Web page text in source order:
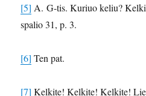
[5] A. G-tis. Kuriuo keliu?
spalio 31, p. 3.
[6] Ten pat.
[7] Kelkite! Kelkite! Kelkite!